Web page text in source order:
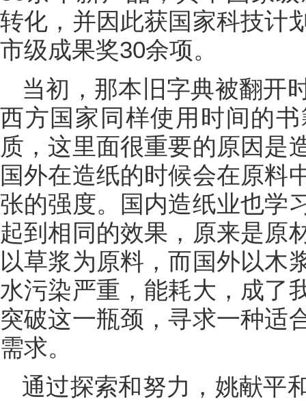
转化，并因此获国家科技计
市级成果奖30余项。
当初，那本旧字典被翻开
西方国家同样使用时间的
质，这里面很重要的原因是
国外在造纸的时候会在原料
张的强度。国内造纸业也学
起到相同的效果，原来是原
以草浆为原料，而国外以木
水污染严重，能耗大，成了
突破这一瓶颈，寻求一种适
需求。
通过探索和努力，姚献平